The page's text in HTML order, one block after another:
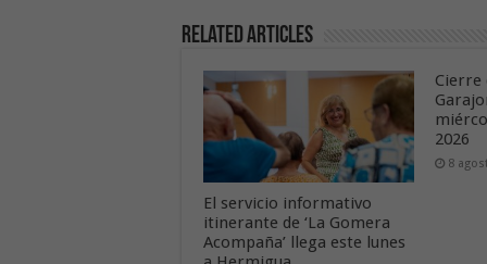
Related Articles
El servicio informativo
itinerante de ‘La Gomera
Acompaña’ llega este lunes
Cierre
2026
8